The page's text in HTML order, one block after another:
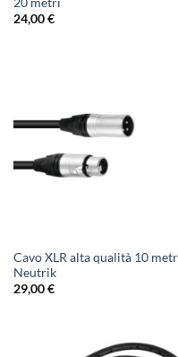
24,00€
Cavo XLR alta qualità 10
Neutrik
29,00€